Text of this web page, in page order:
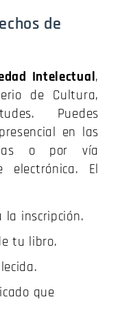
de
Intelectual,
de Cultura,
Puedes
en las
o por vía
El
la inscripción.
tu libro.
que